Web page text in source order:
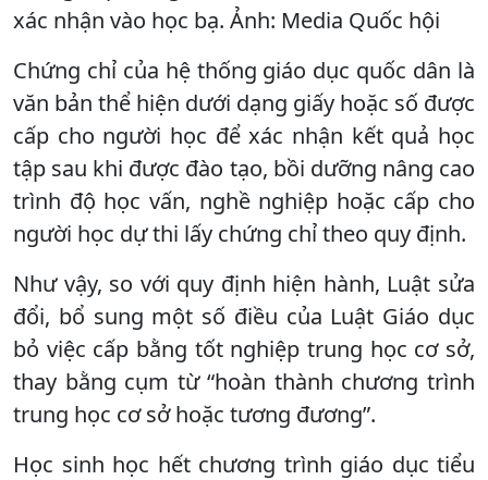
xác nhận vào học bạ. Ảnh: Media Quốc hội
Chứng chỉ của hệ thống giáo dục quốc dân là
văn bản thể hiện dưới dạng giấy hoặc số được
cấp cho người học để xác nhận kết quả học
tập sau khi được đào tạo, bồi dưỡng nâng cao
trình độ học vấn, nghề nghiệp hoặc cấp cho
người học dự thi lấy chứng chỉ theo quy định.
Như vậy, so với quy định hiện hành, Luật sửa
đổi, bổ sung một số điều của Luật Giáo dục
bỏ việc cấp bằng tốt nghiệp trung học cơ sở,
thay bằng cụm từ “hoàn thành chương trình
trung học cơ sở hoặc tương đương”.
Học sinh học hết chương trình giáo dục tiểu